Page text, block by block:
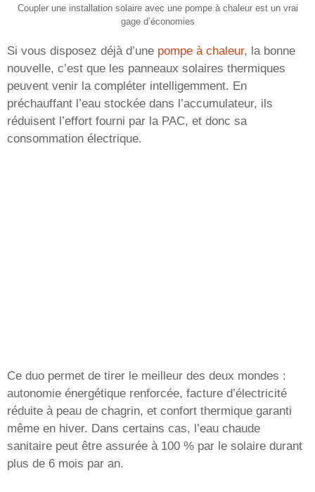
Coupler une installation solaire avec une pompe à chaleur est un vrai
gage d’économies
Si vous disposez déjà d’une pompe à chaleur, la bonne
nouvelle, c’est que les panneaux solaires thermiques
peuvent venir la compléter intelligemment. En
préchauffant l’eau stockée dans l’accumulateur, ils
réduisent l’effort fourni par la PAC, et donc sa
consommation électrique.
Ce duo permet de tirer le meilleur des deux mondes :
autonomie énergétique renforcée, facture d’électricité
réduite à peau de chagrin, et confort thermique garanti
même en hiver. Dans certains cas, l’eau chaude
sanitaire peut être assurée à 100 % par le solaire durant
plus de 6 mois par an.